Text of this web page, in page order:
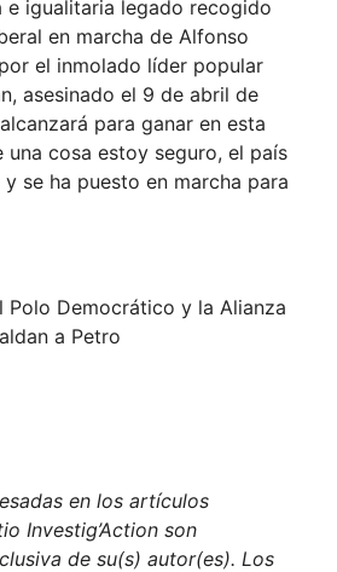
e igualitaria legado recogido
en marcha de Alfonso
el inmolado líder popular
asesinado el 9 de abril de
para ganar en esta
una cosa estoy seguro, el país
se ha puesto en marcha para
Polo Democrático y la Alianza
a Petro
en los artículos
Investig’Action son
de su(s) autor(es). Los